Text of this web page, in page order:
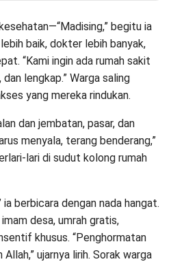
begitu ia
baik, dokter lebih banyak,
“Kami ingin ada rumah sakit
lengkap.” Warga saling
yang mereka rindukan.
dan jembatan, pasar, dan
menyala, terang benderang,”
lari di sudut kolong rumah
ia berbicara dengan nada hangat.
desa, umrah gratis,
khusus. “Penghormatan
ujarnya lirih. Sorak warga